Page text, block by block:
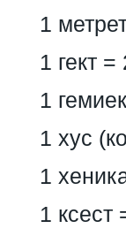
1
1 гект
1
1 хус
1
1 ксест